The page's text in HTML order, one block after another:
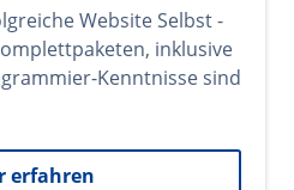
Website Selbst -
inklusive
Kenntnisse sind
erfahren